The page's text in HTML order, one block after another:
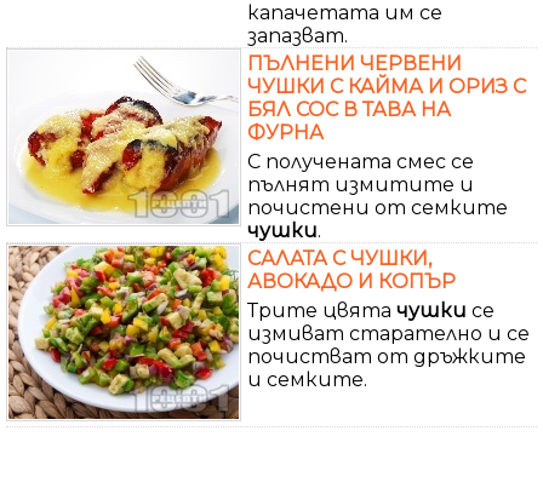
капачетата им се
запазват.
ПЪЛНЕНИ ЧЕРВЕНИ
ЧУШКИ С КАЙМА И ОРИЗ С
БЯЛ СОС В ТАВА НА
ФУРНА
С получената смес се
пълнят измитите и
почистени от семките
чушки.
САЛАТА С ЧУШКИ,
АВОКАДО И КОПЪР
Трите цвята чушки се
измиват старателно и се
почистват от дръжките
и семките.